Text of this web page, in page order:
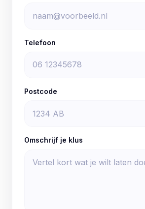
Telefoon
Postcode
Omschrijf je klus